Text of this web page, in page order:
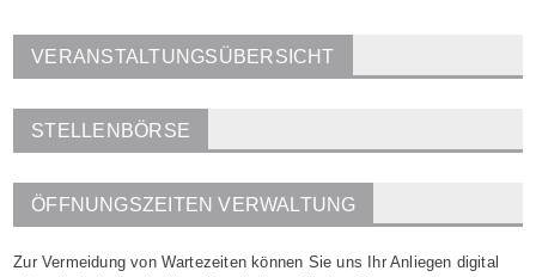
VERANSTALTUNGSÜBERSICHT
STELLENBÖRSE
ÖFFNUNGSZEITEN VERWALTUNG
Zur Vermeidung von Wartezeiten können Sie uns Ihr Anliegen digital